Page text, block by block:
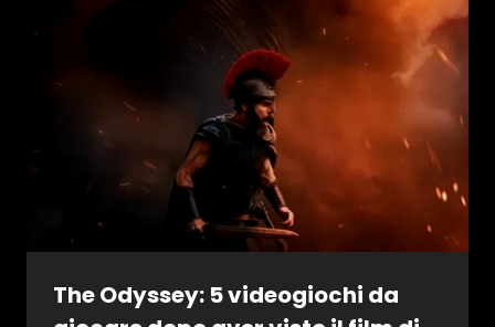
The Odyssey: 5 videogiochi da